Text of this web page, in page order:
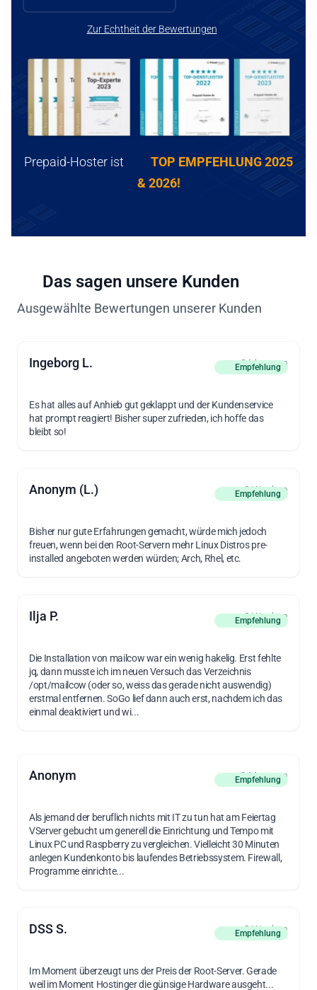
Zur Echtheit der Bewertungen
Prepaid-Hoster ist
TOP EMPFEHLUNG 2025
& 2026!
Das sagen unsere Kunden
Ausgewählte Bewertungen unserer Kunden
Empfehlung
Ingeborg L. vor 3 Monaten
Es hat alles auf Anhieb gut geklappt und der Kundenservice
hat prompt reagiert! Bisher super zufrieden, ich hoffe das
bleibt so!
Empfehlung
Anonym (L.) vor 3 Wochen
Bisher nur gute Erfahrungen gemacht, würde mich jedoch
freuen, wenn bei den Root-Servern mehr Linux Distros pre-
installed angeboten werden würden; Arch, Rhel, etc.
Empfehlung
Ilja P. vor 3 Wochen
Die Installation von mailcow war ein wenig hakelig. Erst fehlte
jq, dann musste ich im neuen Versuch das Verzeichnis
/opt/mailcow (oder so, weiss das gerade nicht auswendig)
erstmal entfernen. SoGo lief dann auch erst, nachdem ich das
einmal deaktiviert und wi...
Empfehlung
Anonym vor 2 Monaten
Als jemand der beruflich nichts mit IT zu tun hat am Feiertag
VServer gebucht um generell die Einrichtung und Tempo mit
Linux PC und Raspberry zu vergleichen. Vielleicht 30 Minuten
anlegen Kundenkonto bis laufendes Betriebssystem. Firewall,
Programme einrichte...
Empfehlung
DSS S. vor 2 Wochen
Im Moment überzeugt uns der Preis der Root-Server. Gerade
weil im Moment Hostinger die günsige Hardware ausgeht...